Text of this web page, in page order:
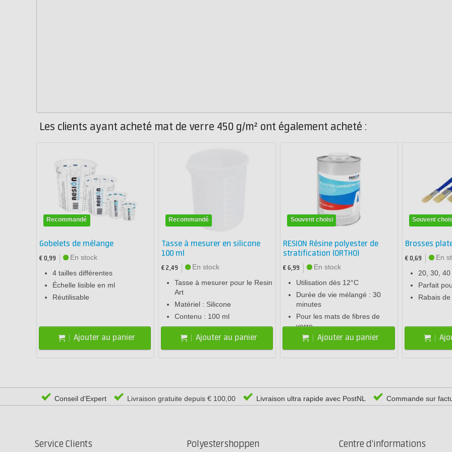
Les clients ayant acheté mat de verre 450 g/m² ont également acheté :
Recommandé
Gobelets de mélange
€ 0,99
En stock
4 tailles différentes
Échelle lisible en ml
Réutilisable
Ajouter au panier
Recommandé
Tasse à mesurer en silicone
100 ml
€ 2,49
En stock
Tasse à mesurer pour le Resin
Art
Matériel : Silicone
Contenu : 100 ml
Ajouter au panier
Souvent choisi
RESION Résine polyester de
stratification (ORTHO)
€ 6,99
En stock
Utilisation dès 12°C
Durée de vie mélangé : 30
minutes
Pour les mats de fibres de
verre
Ajouter au panier
Souvent
Brosses
€ 0,69
En
20, 30,
Parfait
Rabais
Conseil d'Expert Livraison gratuite depuis € 100,00 Livraison ultra rapide avec PostNL Commande sur
Service Clients Polyestershoppen Centre d'informations